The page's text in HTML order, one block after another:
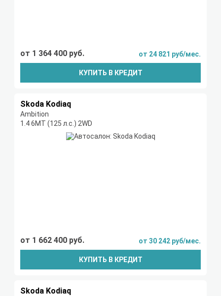
от 1 364 400 руб. от 24 821 руб/мес.
КУПИТЬ В КРЕДИТ
Skoda Kodiaq
Ambition
1.4 6МТ (125 л.с.) 2WD
от 1 662 400 руб. от 30 242 руб/мес.
КУПИТЬ В КРЕДИТ
Skoda Kodiaq